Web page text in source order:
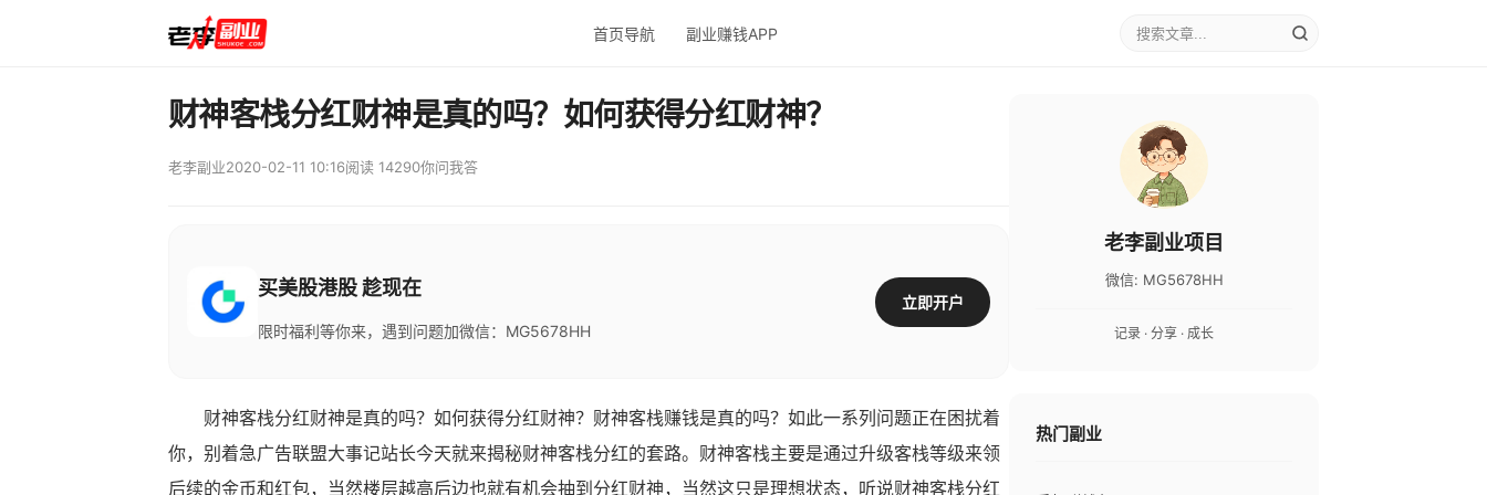
首页导航 副业赚钱APP
财神客栈分红财神是真的吗？如何获得分红财神？
老李副业2020-02-11 10:16阅读 14290你问我答
买美股港股 趁现在
限时福利等你来，遇到问题加微信：MG5678HH
立即开户
财神客栈分红财神是真的吗？如何获得分红财神？财神客栈赚钱是真的吗？如此一系列问题正在困扰着
你，别着急广告联盟大事记站长今天就来揭秘财神客栈分红的套路。财神客栈主要是通过升级客栈等级来领
后续的金币和红包，当然楼层越高后边也就有机会抽到分红财神，当然这只是理想状态，听说财神客栈分红
老李副业项目
微信: MG5678HH
记录 · 分享 · 成长
热门副业